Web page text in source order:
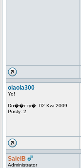
olaola300
Yo!
Do��czy�: 02 Kwi 2009
Posty: 2
SaleiB
Administrator